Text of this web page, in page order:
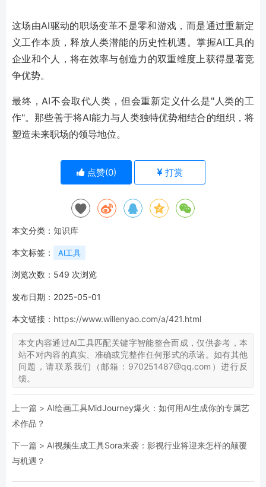
这场由AI驱动的职场变革不是零和游戏，而是通过重新定
义工作本质，释放人类潜能的历史性机遇。掌握AI工具的
企业和个人，将在效率与创造力的双重维度上获得显著竞
争优势。
最终，AI不会取代人类，但会重新定义什么是"人类的工
作"。那些善于将AI能力与人类独特优势相结合的组织，将
塑造未来职场的领导地位。
点赞(0) 打赏
本文分类： 知识库
本文标签： AI工具
浏览次数： 549 次浏览
发布日期：2025-05-01
本文链接： https://www.willenyao.com/a/421.html
本文内容通过AI工具匹配关键字智能整合而成，仅供参考，本
站不对内容的真实、准确或完整作任何形式的承诺。如有其他
问题，请联系我们（邮箱：970251487@qq.com）进行反
馈。
上一篇 > AI绘画工具MidJourney爆火：如何用AI生成你的专属艺
术作品？
下一篇 > AI视频生成工具Sora来袭：影视行业将迎来怎样的颠覆
与机遇？